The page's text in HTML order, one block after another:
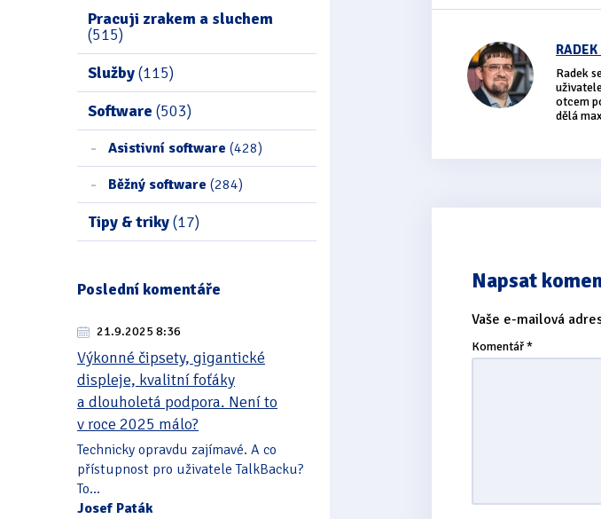
Pracuji zrakem a sluchem
(515)
Služby(115)
Software (503)
Asistivní software (428)
Běžný software (284)
Tipy & triky(17)
Poslední komentáře
21.9.2025 8:36
Výkonné čipsety, gigantické
displeje, kvalitní foťáky
a dlouholetá podpora. Není to
v roce 2025 málo?
Technicky opravdu zajímavé. A co
přístupnost pro uživatele TalkBacku?
To...
Josef Paták
RADEK
Radek
otcem
dělá
Napsat
Vaše e-mailová
Komentář*